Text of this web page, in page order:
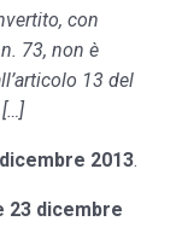
con
73, non è
13 del
2013.
23 dicembre